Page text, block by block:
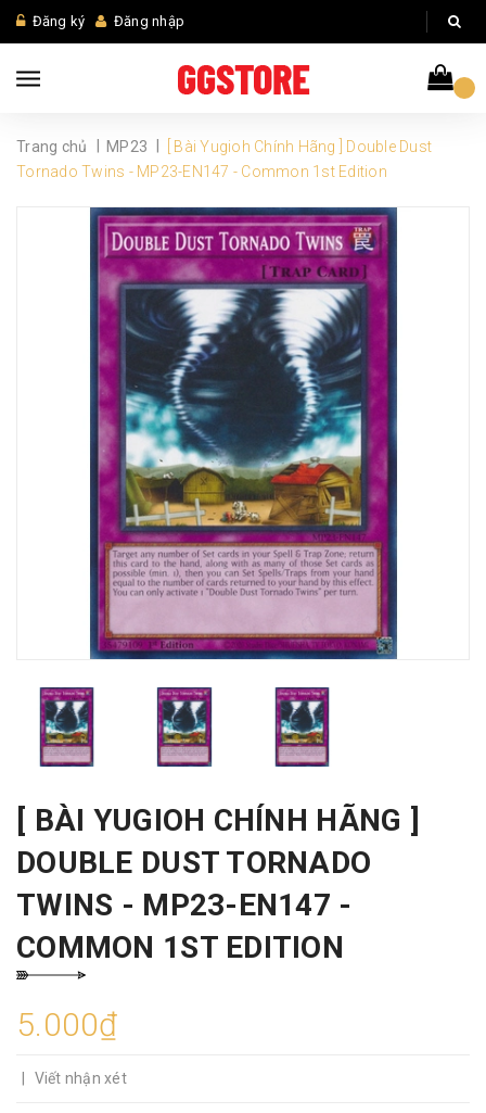
Đăng ký Đăng nhập
Trang chủ MP23
[ Bài Yugioh Chính Hãng ] Double Dust
Tornado Twins - MP23-EN147 - Common 1st Edition
[ BÀI YUGIOH CHÍNH HÃNG ]
DOUBLE DUST TORNADO
TWINS - MP23-EN147 -
COMMON 1ST EDITION
5.000₫
Viết nhận xét